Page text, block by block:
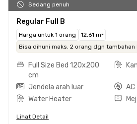
Sedang penuh
Regular Full B
Harga untuk 1 orang
12.61 m²
Bisa dihuni maks. 2 orang dgn tambahan
Full Size Bed 120x200
cm
Jendela arah luar
AC
Water Heater
Lihat Detail